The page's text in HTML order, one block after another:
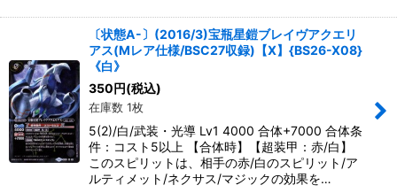
〔状態A-〕(2016/3)宝瓶星鎧ブレイヴアクエリ
アス(Mレア仕様/BSC27収録)【X】{BS26-X08}
《白》
350 円(税込)
在庫数 1枚
5(2)/白/武装・光導 Lv1 4000 合体+7000 合体条
件：コスト5以上 【合体時】【超装甲：赤/白】
このスピリットは、相手の赤/白のスピリット/ア
ルティメット/ネクサス/マジックの効果を…